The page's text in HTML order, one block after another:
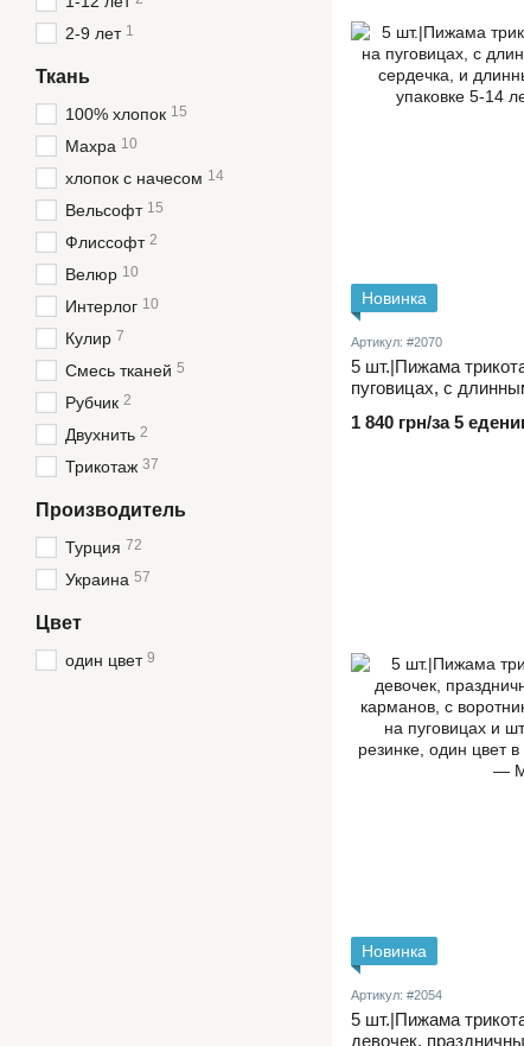
Новинка
Артикул: #2070
5 шт.|Пижама
пуговицах, с
упаковке 5-14 лет
1 840 грн/за 5
Новинка
Артикул: #2054
5 шт.|Пижама
девочек,
2-9 лет 1
Ткань
100% хлопок 15
Махра 10
хлопок с начесом 14
Вельсофт 15
Флиссофт 2
Велюр 10
Интерлог 10
Кулир 7
Смесь тканей 5
Рубчик 2
Двухнить 2
Трикотаж 37
Производитель
Турция 72
Украина 57
Цвет
один цвет 9